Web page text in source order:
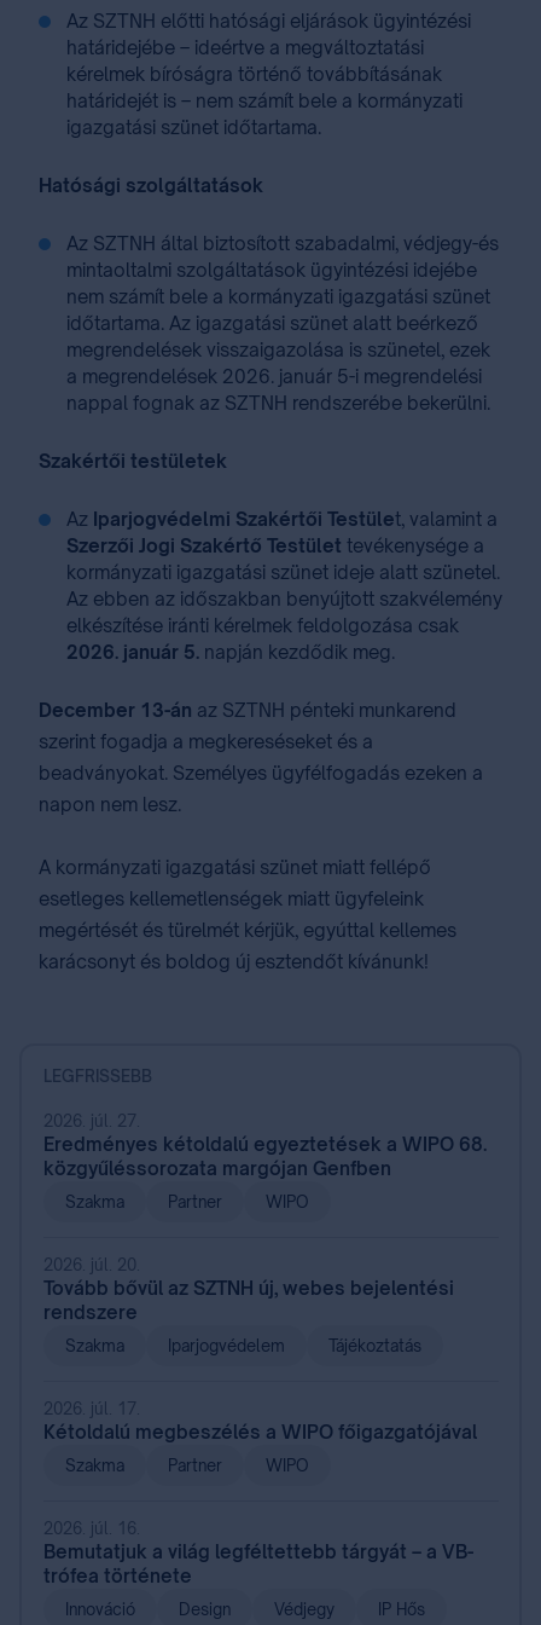
Az SZTNH előtti hatósági eljárások ügyintézési
határidejébe – ideértve a megváltoztatási
kérelmek bíróságra történő továbbításának
határidejét is – nem számít bele a kormányzati
igazgatási szünet időtartama.
Hatósági szolgáltatások
Az SZTNH által biztosított szabadalmi, védjegy-és
mintaoltalmi szolgáltatások ügyintézési idejébe
nem számít bele a kormányzati igazgatási szünet
időtartama. Az igazgatási szünet alatt beérkező
megrendelések visszaigazolása is szünetel, ezek
a megrendelések 2026. január 5-i megrendelési
nappal fognak az SZTNH rendszerébe bekerülni.
Szakértői testületek
Az Iparjogvédelmi Szakértői Testület, valamint a
Szerzői Jogi Szakértő Testület tevékenysége a
kormányzati igazgatási szünet ideje alatt szünetel.
Az ebben az időszakban benyújtott szakvélemény
elkészítése iránti kérelmek feldolgozása csak
2026. január 5. napján kezdődik meg.
December 13-án az SZTNH pénteki munkarend
szerint fogadja a megkereséseket és a
beadványokat. Személyes ügyfélfogadás ezeken a
napon nem lesz.
A kormányzati igazgatási szünet miatt fellépő
esetleges kellemetlenségek miatt ügyfeleink
megértését és türelmét kérjük, egyúttal kellemes
karácsonyt és boldog új esztendőt kívánunk!
LEGFRISSEBB
2026. júl. 27.
Eredményes kétoldalú egyeztetések a WIPO 68.
közgyűléssorozata margójan Genfben
Szakma Partner WIPO
2026. júl. 20.
Tovább bővül az SZTNH új, webes bejelentési
rendszere
Szakma Iparjogvédelem Tájékoztatás
2026. júl. 17.
Kétoldalú megbeszélés a WIPO főigazgatójával
Szakma Partner WIPO
2026. júl. 16.
Bemutatjuk a világ legféltettebb tárgyát – a VB-
trófea története
Innováció Design Védjegy IP Hős